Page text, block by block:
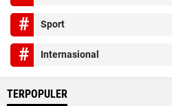
Sport
Internasional
TERPOPULER